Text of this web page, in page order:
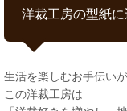
洋裁工房の型紙
生活を楽しむお手伝い
この洋裁工房は